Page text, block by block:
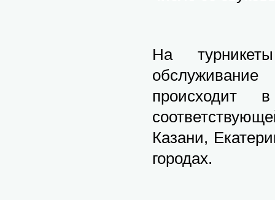
На
происходит
Казани,
городах.